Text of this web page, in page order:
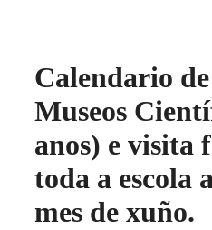
Calendario
Museos
anos) e visita
toda a escola
mes de xuño.